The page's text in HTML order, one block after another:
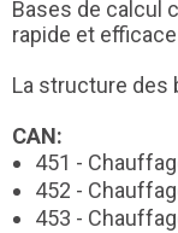
Bases de calcul
rapide et efficace
La structure des
CAN:
451 -
452 -
453 -